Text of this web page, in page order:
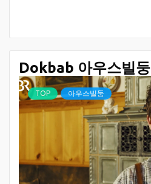
Dokbab 아우스빌둥
TOP 아우스빌둥